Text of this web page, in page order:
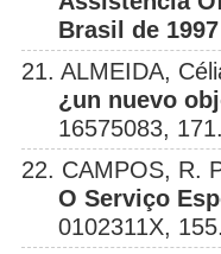
Brasil de
21. ALMEIDA,
¿un nuevo
16575083,
22. CAMPOS, R.
O Serviço
0102311X,